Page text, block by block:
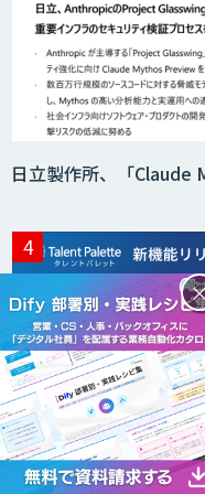
ン
AI
ス
SAT
DX
日立製作所、「